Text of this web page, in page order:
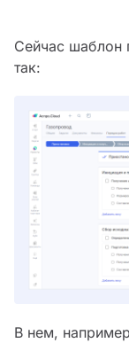
Сейчас шаблон
так:
В нем,